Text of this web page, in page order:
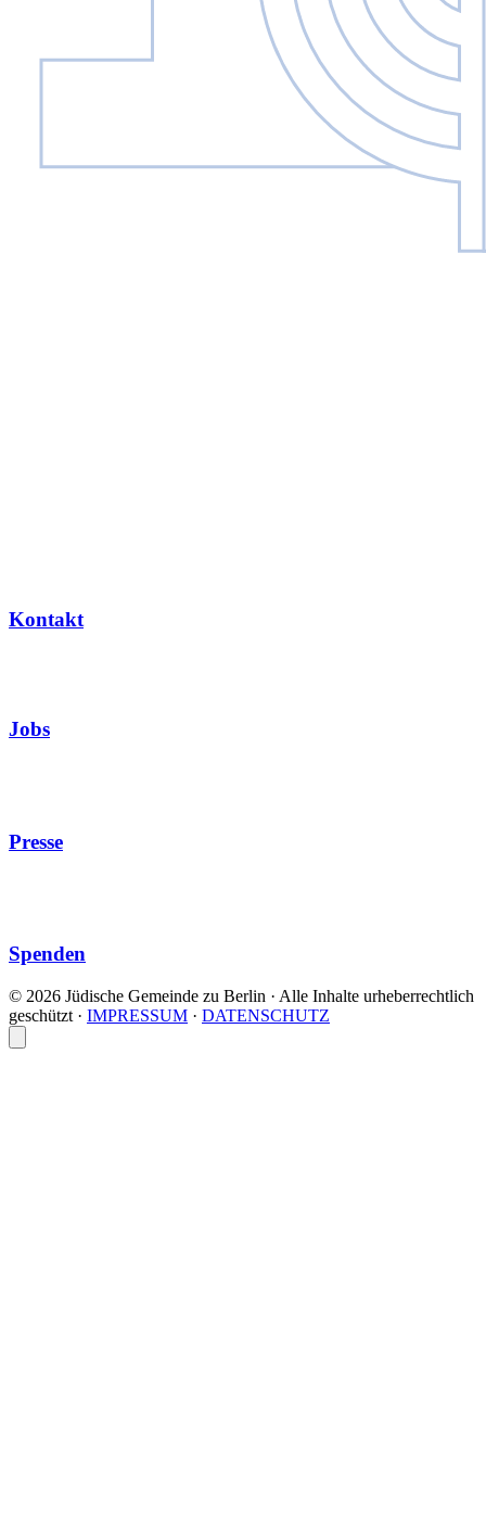
Kontakt
Jobs
Presse
Spenden
© 2026 Jüdische Gemeinde zu Berlin · Alle Inhalte urheberrechtlich
geschützt · IMPRESSUM · DATENSCHUTZ